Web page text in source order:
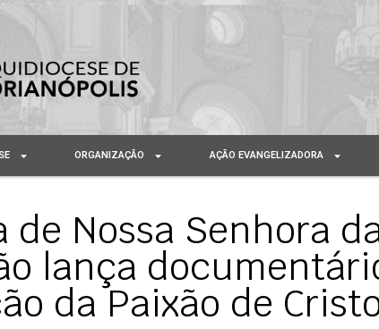
ORGANIZAÇÃO AÇÃO EVANGELIZADORA
de Nossa Senhora
lança
da Paixão de